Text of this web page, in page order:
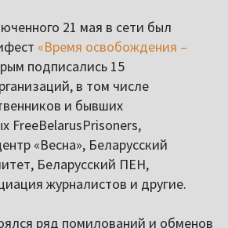
21 мая в сети был
«Время освобождения –
подписались 15
в том числе
и бывших
FreeBelarusPrisoners,
«Весна», Беларусский
Беларусский ПЕН,
журналистов и другие.
ряд помилований и обменов